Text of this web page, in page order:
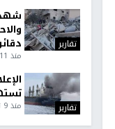
تقارير
منذ 11 ثانية
تقارير منذ 9 ثواني